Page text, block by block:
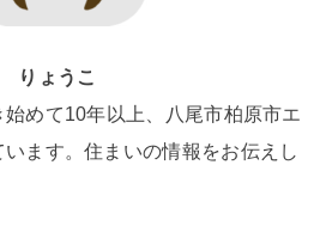
りょうこ
めて10年以上、八尾市柏原市エ
ます。住まいの情報をお伝えし